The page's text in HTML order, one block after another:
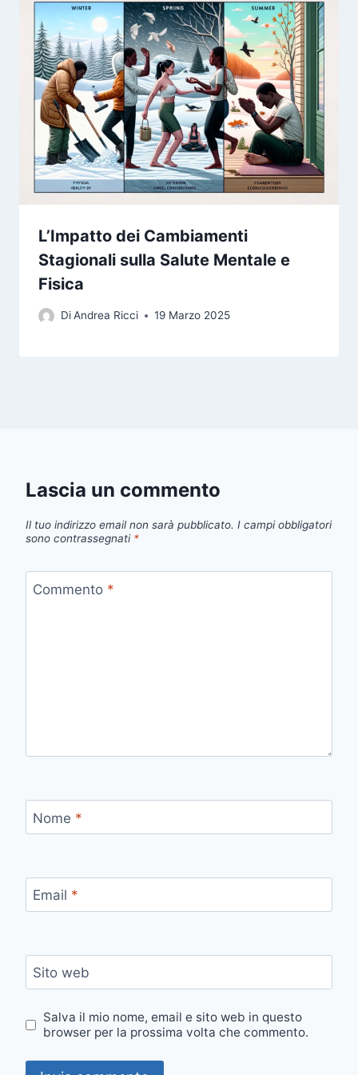
L’Impatto dei Cambiamenti
Stagionali sulla Salute Mentale e
Fisica
DiAndrea Ricci 19 Marzo 2025
Lascia un commento
Il tuo indirizzo email non sarà pubblicato. I campi obbligatori
sono contrassegnati *
Commento *
Nome *
Email *
Sito web
Salva il mio nome, email e sito web in questo
browser per la prossima volta che commento.